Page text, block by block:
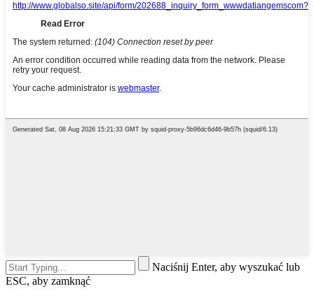
Naciśnij Enter, aby wyszukać lub
ESC, aby zamknąć